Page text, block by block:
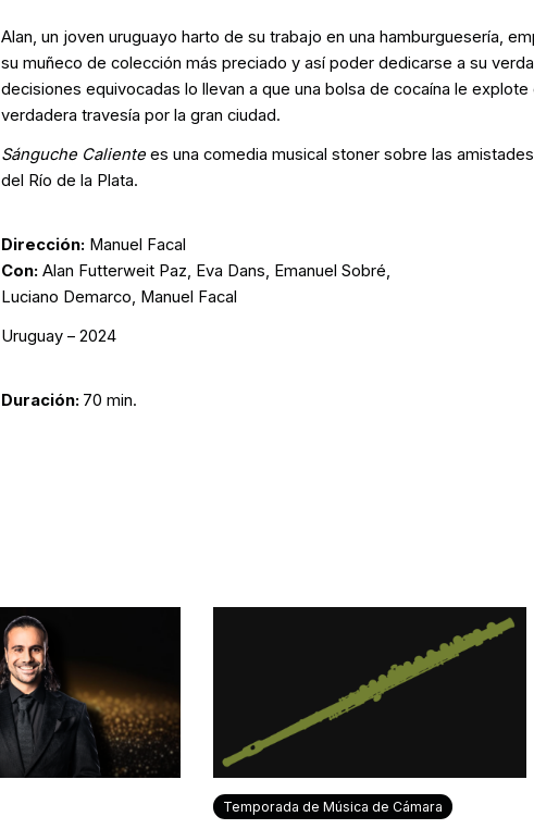
Alan, un joven uruguayo harto de su trabajo en una hamburguesería,
su muñeco de colección más preciado y así poder dedicarse a su
decisiones equivocadas lo llevan a que una bolsa de cocaína le
verdadera travesía por la gran ciudad.
Sánguche Caliente es una comedia musical stoner sobre las
del Río de la Plata.
Dirección: Manuel Facal
Con: Alan Futterweit Paz, Eva Dans, Emanuel Sobré,
Luciano Demarco, Manuel Facal
Uruguay – 2024
Duración: 70 min.
Temporada de Música de Cámara